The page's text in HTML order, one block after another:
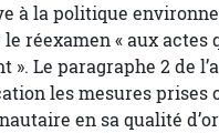
à la politique
réexamen « aux
». Le paragraphe 2 de
les mesures
en sa qualité